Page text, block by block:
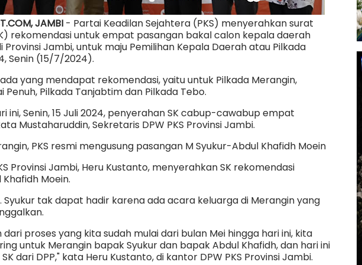
JAMBI - Partai Keadilan Sejahtera (PKS) menyerahkan surat
rekomendasi untuk empat pasangan bakal calon kepala daerah
Jambi, untuk maju Pemilihan Kepala Daerah atau Pilkada
Senin (15/7/2024).
yang mendapat rekomendasi, yaitu untuk Pilkada Merangin,
Penuh, Pilkada Tanjabtim dan Pilkada Tebo.
ini, Senin, 15 Juli 2024, penyerahan SK cabup-cawabup empat
Mustaharuddin, Sekretaris DPW PKS Provinsi Jambi.
PKS resmi mengusung pasangan M Syukur-Abdul Khafidh Moein
Provinsi Jambi, Heru Kustanto, menyerahkan SK rekomendasi
Moein.
Syukur tak dapat hadir karena ada acara keluarga di Merangin yang
dari proses yang kita sudah mulai dari bulan Mei hingga hari ini, kita
untuk Merangin bapak Syukur dan bapak Abdul Khafidh, dan hari ini
dari DPP," kata Heru Kustanto, di kantor DPW PKS Provinsi Jambi.